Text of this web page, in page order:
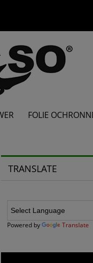
FOLIE
TRANSLATE
Powered by Translate